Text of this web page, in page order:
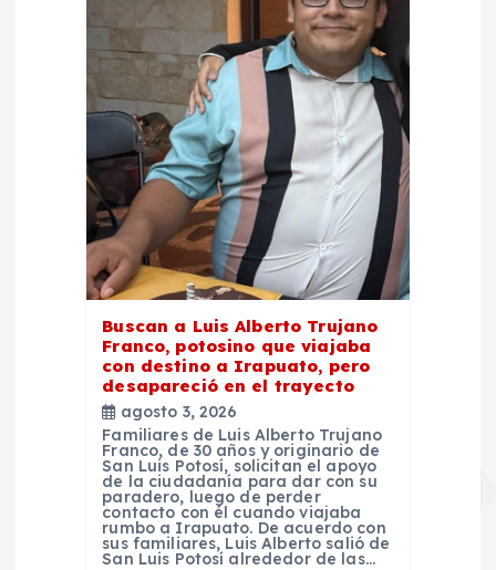
Buscan a Luis Alberto Trujano
Franco, potosino que viajaba
con destino a Irapuato, pero
desapareció en el trayecto
agosto 3, 2026
Familiares de Luis Alberto Trujano
Franco, de 30 años y originario de
San Luis Potosí, solicitan el apoyo
de la ciudadanía para dar con su
paradero, luego de perder
contacto con él cuando viajaba
rumbo a Irapuato. De acuerdo con
sus familiares, Luis Alberto salió de
San Luis Potosí alrededor de las…